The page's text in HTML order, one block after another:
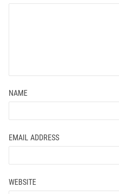
NAME
EMAIL ADDRESS
WEBSITE